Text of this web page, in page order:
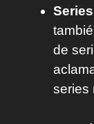
de
series